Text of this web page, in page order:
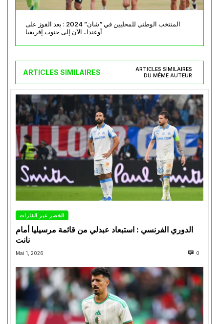
المنتخب الوطني للمحليين في “شان” 2024 : بعد الفوز على
أوغندا.. الآن إلى جنوب إفريقيا
ARTICLES SIMILAIRES
ARTICLES SIMILAIRES
DU MÊME AUTEUR
الخضر عبر القارات
الدوري الفرنسي : استبعاد عبدلي من قائمة مرسيليا أمام
نانت
Mai 1, 2026 0